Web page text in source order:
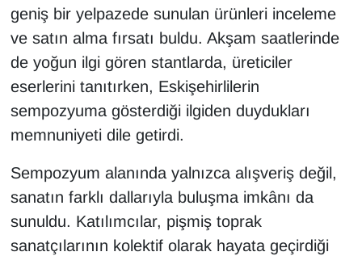
geniş bir yelpazede sunulan ürünleri inceleme
ve satın alma fırsatı buldu. Akşam saatlerinde
de yoğun ilgi gören stantlarda, üreticiler
eserlerini tanıtırken, Eskişehirlilerin
sempozyuma gösterdiği ilgiden duydukları
memnuniyeti dile getirdi.
Sempozyum alanında yalnızca alışveriş değil,
sanatın farklı dallarıyla buluşma imkânı da
sunuldu. Katılımcılar, pişmiş toprak
sanatçılarının kolektif olarak hayata geçirdiği